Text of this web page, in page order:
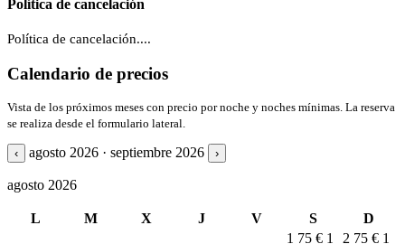
Política de cancelación
Política de cancelación....
Calendario de precios
Vista de los próximos meses con precio por noche y noches mínimas. La reserva
se realiza desde el formulario lateral.
‹ agosto 2026 · septiembre 2026 ›
agosto 2026
L M X J V S
D
1 75 € 1
2 75 € 1